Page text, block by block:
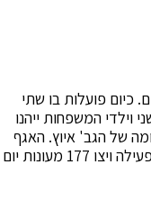
ממוקם ברח' המעפילים ויכלול שלוש כיתות, בהן יתחנכו 77 ילדים. כיום פועלות בו שתי
חדשני וילדי המשפחות ייהנו
של הגב' איוץ. האגף
לגיל הרך בויצו מפעיל בשדרות גם בית פתוח – מרכז העשרה לילדים והורים. סה"כ מפעילה ויצו 177 מעונות יום